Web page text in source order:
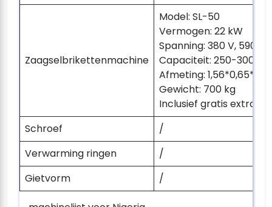
Zaagselbrikettenmachine
Model: SL-50
Vermogen: 22 kW
Spanning: 380 V, 590
Capaciteit: 250-300
Afmeting:
Gewicht: 700 kg
Inclusief gratis extra
Schroef
/
Verwarming ringen
/
Gietvorm
/